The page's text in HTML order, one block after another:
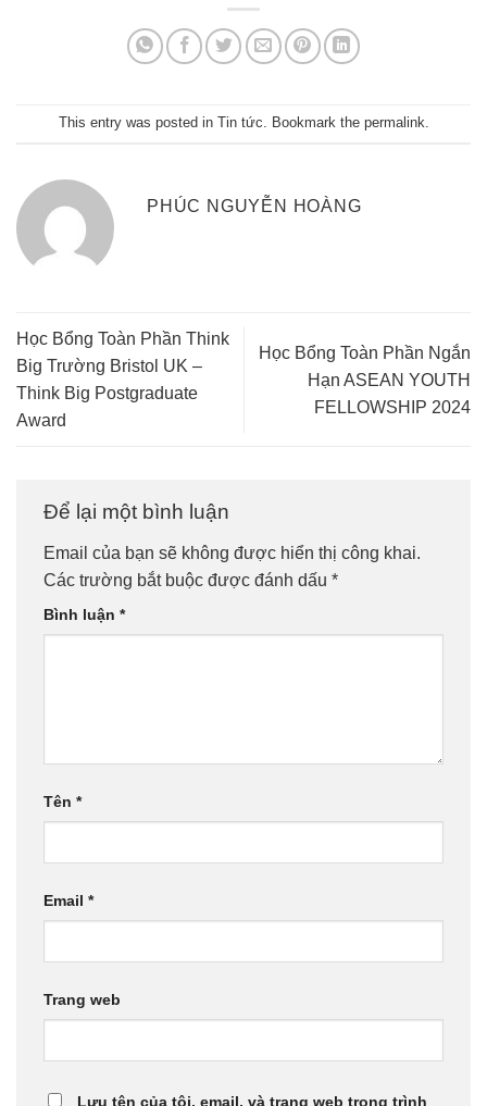
This entry was posted in Tin tức. Bookmark the permalink.
PHÚC NGUYỄN HOÀNG
Học Bổng Toàn Phần Think
Big Trường Bristol UK –
Think Big Postgraduate
Award
Học Bổng Toàn Phần Ngắn
Hạn ASEAN YOUTH
FELLOWSHIP 2024
Để lại một bình luận
Email của bạn sẽ không được hiển thị công khai.
Các trường bắt buộc được đánh dấu *
Bình luận *
Tên *
Email *
Trang web
Lưu tên của tôi, email, và trang web trong trình